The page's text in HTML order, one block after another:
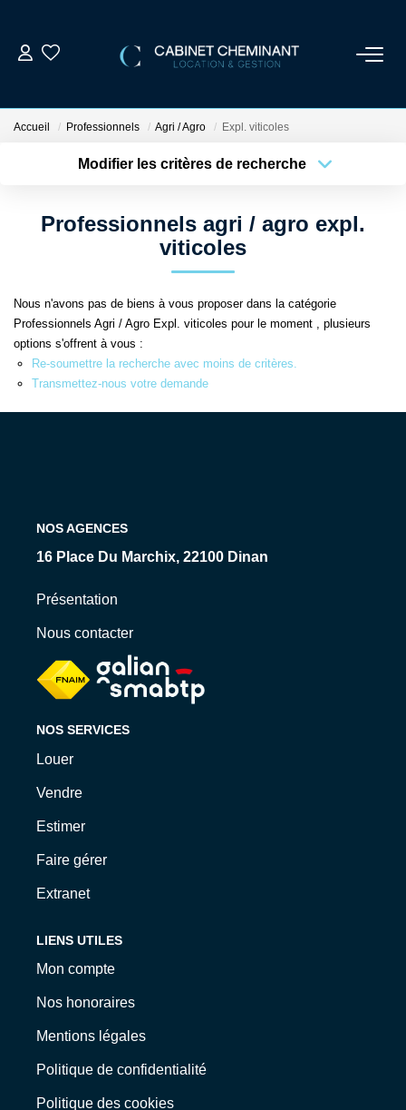
ESTIMER
GESTION LOCATIVE
NOS AGENCES
Accueil Professionnels Agri / Agro Expl. viticoles
Modifier les critères de recherche
Budget max
Professionnels agri / agro expl.
viticoles
Nous n'avons pas de biens à vous proposer dans la catégorie
Professionnels Agri / Agro Expl. viticoles pour le moment , plusieurs
options s'offrent à vous :
Re-soumettre la recherche avec moins de critères.
Transmettez-nous votre demande
NOS AGENCES
16 Place Du Marchix, 22100 Dinan
Présentation
Nous contacter
NOS SERVICES
Louer
Vendre
Estimer
Faire gérer
Extranet
LIENS UTILES
Mon compte
Nos honoraires
Mentions légales
Politique de confidentialité
Politique des cookies